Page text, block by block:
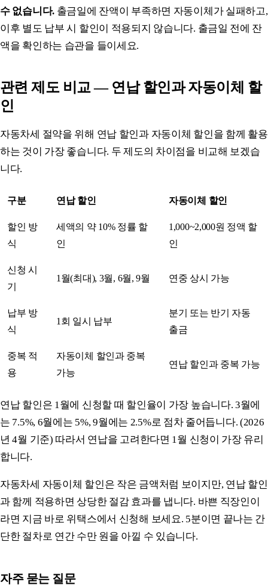
수 없습니다.출금일에 잔액이 부족하면 자동이체가 실패하고,
이후 별도 납부 시 할인이 적용되지 않습니다. 출금일 전에 잔
액을 확인하는 습관을 들이세요.
관련 제도 비교 — 연납 할인과 자동이체 할
인
자동차세 절약을 위해 연납 할인과 자동이체 할인을 함께 활용
하는 것이 가장 좋습니다. 두 제도의 차이점을 비교해 보겠습
니다.
구분 연납 할인 자동이체 할인
할인 방
식
세액의 약 10% 정률 할
인
1,000~2,000원 정액 할
인
신청 시
기
1월(최대), 3월, 6월, 9월 연중 상시 가능
납부 방
식
1회 일시 납부
분기 또는 반기 자동
출금
중복 적
용
자동이체 할인과 중복
가능
연납 할인과 중복 가능
연납 할인은 1월에 신청할 때 할인율이 가장 높습니다. 3월에
는 7.5%, 6월에는 5%, 9월에는 2.5%로 점차 줄어듭니다. (2026
년 4월 기준) 따라서 연납을 고려한다면 1월 신청이 가장 유리
합니다.
자동차세 자동이체 할인은 작은 금액처럼 보이지만, 연납 할인
과 함께 적용하면 상당한 절감 효과를 냅니다. 바쁜 직장인이
라면 지금 바로 위택스에서 신청해 보세요. 5분이면 끝나는 간
단한 절차로 연간 수만 원을 아낄 수 있습니다.
자주 묻는 질문